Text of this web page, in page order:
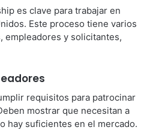
es clave para trabajar en
Este proceso tiene varios
empleadores y solicitantes,
requisitos para patrocinar
mostrar que necesitan a
hay suficientes en el mercado.